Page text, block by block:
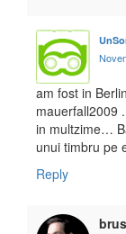
am fost in
mauerfall2009
in multzime…
unui timbru pe
Reply